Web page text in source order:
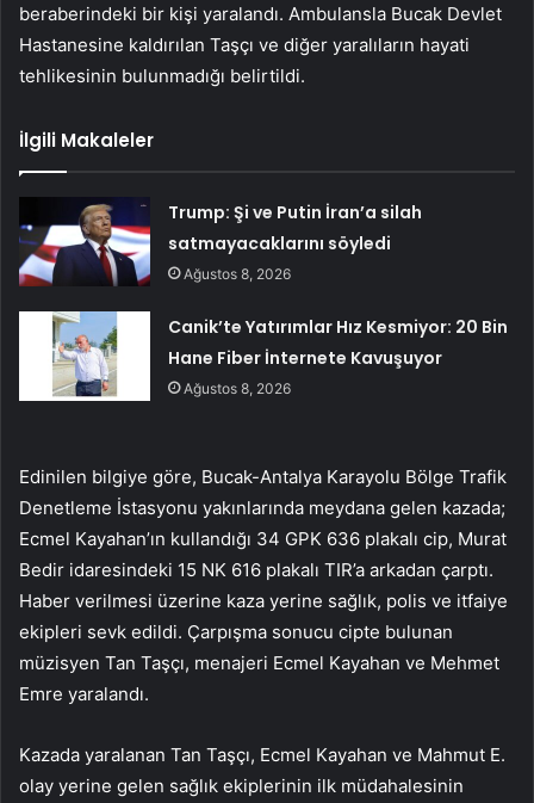
beraberindeki bir kişi yaralandı. Ambulansla Bucak Devlet
Hastanesine kaldırılan Taşçı ve diğer yaralıların hayati
tehlikesinin bulunmadığı belirtildi.
İlgili Makaleler
Trump: Şi ve Putin İran’a silah
satmayacaklarını söyledi
Ağustos 8, 2026
Canik’te Yatırımlar Hız Kesmiyor: 20 Bin
Hane Fiber İnternete Kavuşuyor
Ağustos 8, 2026
Edinilen bilgiye göre, Bucak-Antalya Karayolu Bölge Trafik
Denetleme İstasyonu yakınlarında meydana gelen kazada;
Ecmel Kayahan’ın kullandığı 34 GPK 636 plakalı cip, Murat
Bedir idaresindeki 15 NK 616 plakalı TIR’a arkadan çarptı.
Haber verilmesi üzerine kaza yerine sağlık, polis ve itfaiye
ekipleri sevk edildi. Çarpışma sonucu cipte bulunan
müzisyen Tan Taşçı, menajeri Ecmel Kayahan ve Mehmet
Emre yaralandı.
Kazada yaralanan Tan Taşçı, Ecmel Kayahan ve Mahmut E.
olay yerine gelen sağlık ekiplerinin ilk müdahalesinin